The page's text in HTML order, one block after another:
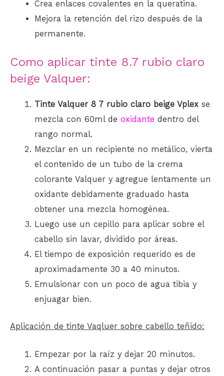
Crea enlaces covalentes en la queratina.
Mejora la retención del rizo después de la
permanente.
Como aplicar tinte 8.7 rubio claro
beige Valquer:
Tinte Valquer 8 7 rubio claro beige Vplex se
mezcla con 60mldeoxidante dentro del
rango normal.
Mezclar en un recipiente no metálico, vierta
el contenido de un tubo de la crema
colorante Valquer y agregue lentamente un
oxidante debidamente graduado hasta
obtener una mezcla homogénea.
Luego use un cepillo para aplicar sobre el
cabello sin lavar, dividido por áreas.
El tiempo de exposición requerido es de
aproximadamente 30 a 40 minutos.
Emulsionar con un poco de agua tibia y
enjuagar bien.
Aplicación de tinte Vaqluer sobre cabello teñido:
Empezar por la raíz y dejar 20 minutos.
A continuación pasar a puntas y dejar otros